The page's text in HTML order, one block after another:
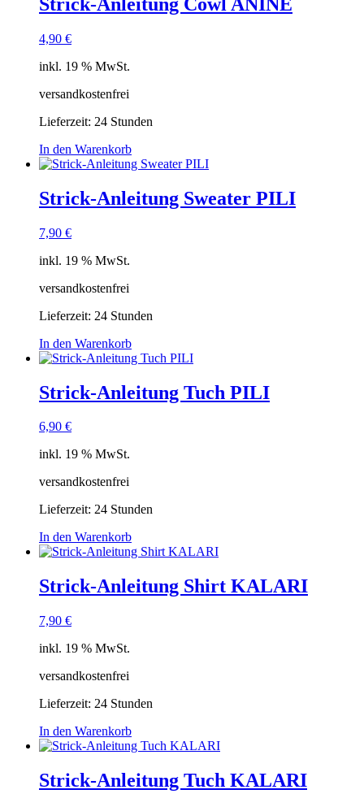
4,90 €
inkl. 19 % MwSt.
versandkostenfrei
Lieferzeit: 24 Stunden
In den Warenkorb
Strick-Anleitung Sweater PILI
7,90 €
inkl. 19 % MwSt.
versandkostenfrei
Lieferzeit: 24 Stunden
In den Warenkorb
Strick-Anleitung Tuch PILI
6,90 €
inkl. 19 % MwSt.
versandkostenfrei
Lieferzeit: 24 Stunden
In den Warenkorb
Strick-Anleitung Shirt KALARI
7,90 €
inkl. 19 % MwSt.
versandkostenfrei
Lieferzeit: 24 Stunden
In den Warenkorb
Strick-Anleitung Tuch KALARI